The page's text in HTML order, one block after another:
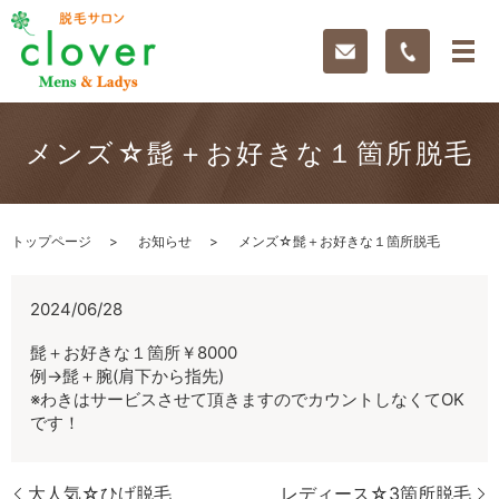
メンズ☆髭＋お好きな１箇所脱毛
トップページ お知らせ メンズ☆髭＋お好きな１箇所脱毛
2024/06/28
髭＋お好きな１箇所￥8000
例→髭＋腕(肩下から指先)
※わきはサービスさせて頂きますのでカウントしなくてOK
です！
大人気☆ひげ脱毛 レディース☆3箇所脱毛